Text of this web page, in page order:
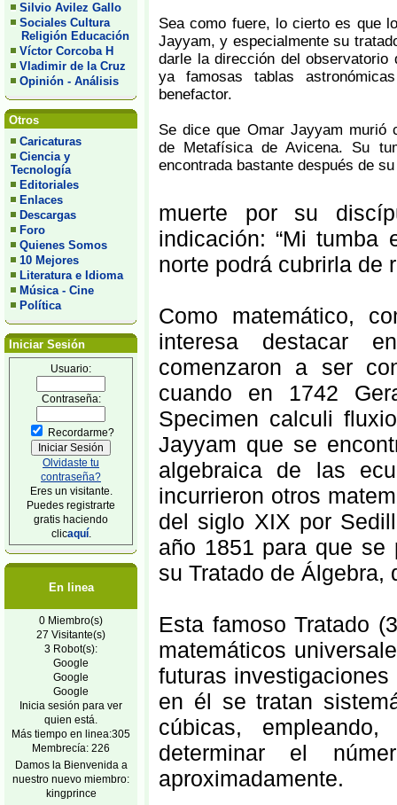
Silvio Avilez Gallo
Sociales Cultura
Religión Educación
Víctor Corcoba H
Vladimir de la Cruz
Opinión - Análisis
Otros
Caricaturas
Ciencia y
Tecnología
Editoriales
Enlaces
Descargas
Foro
Quienes Somos
10 Mejores
Literatura e Idioma
Música - Cine
Política
Iniciar Sesión
Usuario:
Contraseña:
Recordarme?
Olvidaste tu
contraseña?
Eres un visitante.
Puedes registrarte
gratis haciendo
clicaquí.
En linea
0 Miembro(s)
27 Visitante(s)
3 Robot(s):
Google
Google
Google
Inicia sesión para ver
quien está.
Más tiempo en linea:305
Membrecía: 226
Damos la Bienvenida a
nuestro nuevo miembro:
kingprince
Sea como fuere, lo cierto es que
Jayyam, y especialmente su
darle la dirección del observatorio
ya famosas tablas
benefactor.
Se dice que Omar Jayyam murió
de Metafísica de Avicena. Su
encontrada bastante después de su
muerte por su
indicación: “Mi tumba
norte podrá cubrirla de
Como matemático,
interesa destacar
comenzaron a ser
cuando en 1742
Specimen calculi
Jayyam que se
algebraica de las
incurrieron otros
del siglo XIX por
año 1851 para que se
su Tratado de Álgebra,
Esta famoso Tratado
matemáticos
futuras
en él se tratan
cúbicas,
determinar el
aproximadamente.